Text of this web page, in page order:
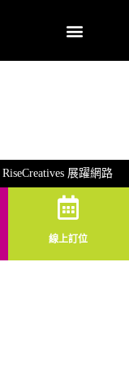
RiseCreatives 展躍網路
線上訂位